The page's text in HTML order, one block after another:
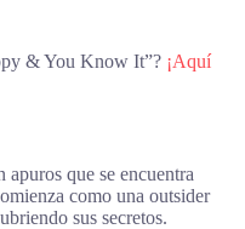
& You Know It”? ¡Aquí
apuros que se encuentra
como una outsider
sus secretos.